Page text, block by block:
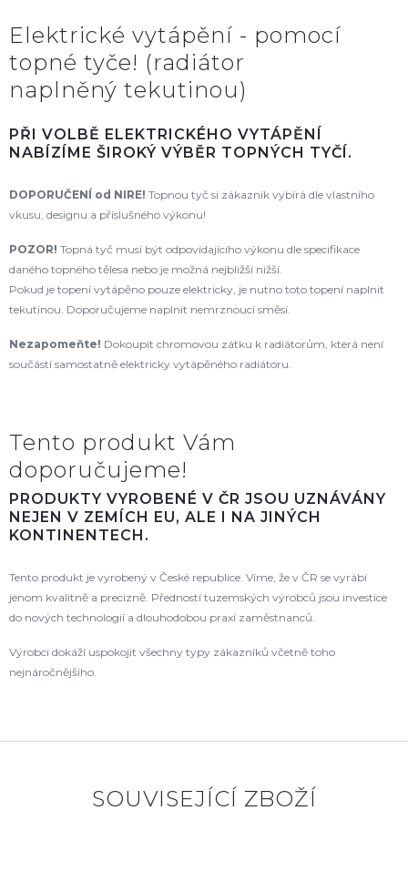
Elektrické vytápění - pomocí
topné tyče! (radiátor
naplněný tekutinou)
PŘI VOLBĚ ELEKTRICKÉHO VYTÁPĚNÍ
NABÍZÍME ŠIROKÝ VÝBĚR TOPNÝCH TYČÍ.
DOPORUČENÍ od NIRE! Topnou tyč si zákazník vybírá dle vlastního
vkusu, designu a příslušného výkonu!
POZOR! Topná tyč musí být odpovídajícího výkonu dle specifikace
daného topného tělesa nebo je možná nejbližší nižší.
Pokud je topení vytápěno pouze elektricky, je nutno toto topení naplnit
tekutinou. Doporučujeme naplnit nemrznoucí směsí.
Nezapomeňte! Dokoupit chromovou zátku k radiátorům, která není
součástí samostatně elektricky vytápěného radiátoru.
Tento produkt Vám
doporučujeme!
PRODUKTY VYROBENÉ V ČR JSOU UZNÁVÁNY
NEJEN V ZEMÍCH EU, ALE I NA JINÝCH
KONTINENTECH.
Tento produkt je vyrobený v České republice. Víme, že v ČR se vyrábí
jenom kvalitně a precizně. Předností tuzemských výrobců jsou investice
do nových technologií a dlouhodobou praxí zaměstnanců.
Výrobci dokáží uspokojit všechny typy zákazníků včetně toho
nejnáročnějšího.
SOUVISEJÍCÍ ZBOŽÍ